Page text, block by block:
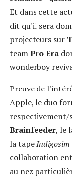
Et dans cette
dit qu'il sera
projecteurs sur
teamPro Era
wonderboy
Preuve de
Apple, le duo
respectivement/
Brainfeeder, le
la tapeIndigosim
collaboration
au nez